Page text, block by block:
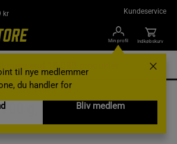
kr Kundeservice
Min profil
til nye medlemmer
du handler for
Bliv medlem
Indkøbskurv
/Vegansk Proteinpulver
g, Natural